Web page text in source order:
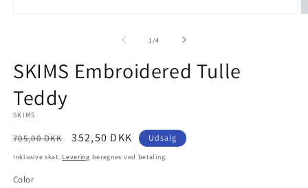
1 /af
4
SKIMS Embroidered Tulle
Teddy
SKIMS
Normalpris
705,00 DKK Udsalgspris
352,50 DKK Udsalg
Inklusive skat. Levering beregnes ved betaling.
Color